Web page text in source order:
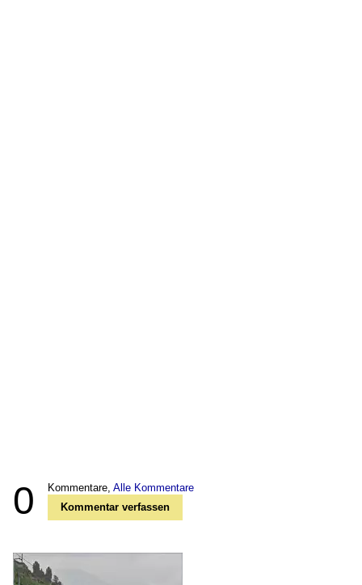
0 Kommentare, Alle Kommentare
Kommentar verfassen